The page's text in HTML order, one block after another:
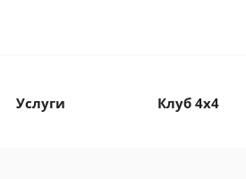
Услуги Клуб 4х4